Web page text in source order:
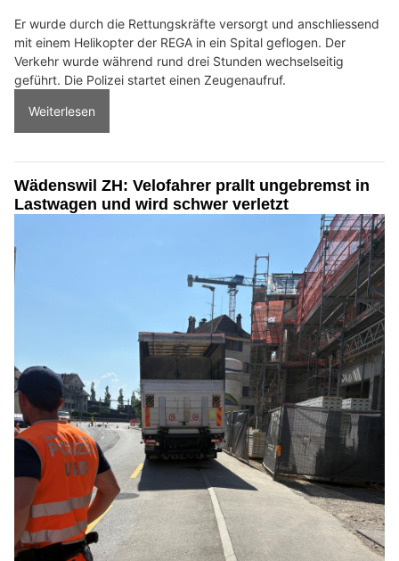
Er wurde durch die Rettungskräfte versorgt und anschliessend
mit einem Helikopter der REGA in ein Spital geflogen. Der
Verkehr wurde während rund drei Stunden wechselseitig
geführt. Die Polizei startet einen Zeugenaufruf.
Weiterlesen
Wädenswil ZH: Velofahrer prallt ungebremst in
Lastwagen und wird schwer verletzt